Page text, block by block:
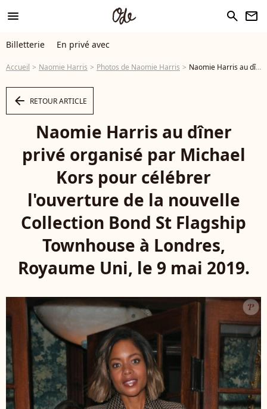
menu search newsletter
Billetterie En privé avec
Accueil Naomie Harris Photos de Naomie Harris Naomie Harris au dîner privé organisé par Michael Kors pour célébrer l'ouverture de la nouvelle Collection Bond St Flagship Townhouse à Londres, Royaume Uni, le 9 mai 2019. - Photo
arrow_left RETOUR ARTICLE
Naomie Harris au dîner
privé organisé par Michael
Kors pour célébrer
l'ouverture de la nouvelle
Collection Bond St Flagship
Townhouse à Londres,
Royaume Uni, le 9 mai 2019.